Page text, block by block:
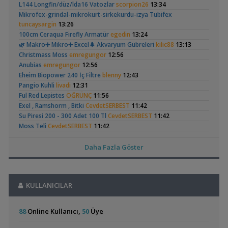
Işık CO2 ve Ekipmanlar
Klorlu Suya Girmiş Pipo Filtrehoppala,02:22
Filtreleme Seçenekleri
Akvaryum Daki Beyaz İnce SolucanlarAhmet53
Yeni Üye Forumu
Aquasphere Tr Youtube KanalıIgorVladimir
Akvaryum Dünyasından Haberler
Vahşi Beta Ve Labirentli Hobicileri, Birleşin!
22:34
Labirentliler
Süngerle 24 Saatte Sessiz Artemia Çıkarma
Malzemeler ve Yemler Forumu
Leonardit Zeminli Akvaryum Kurulumu
Merhaba Bütçem Max 1200 Civarı Sessiz Çift Çıkışlı
Balkondaki Pondum Çok Isınıyor.İnci Kefali,19:19
Bitki Akvaryumları Genel
Red Mangrove (rhizophora Mangle)
Ramshorn Hakkında
Elma Salyangozu
Güncel
Otocinclus
37 Litrelik Siyah
Red Mangrove
L144 Longfin/düz/lda16 Vatozlarscorpion26 13:34
Mikrofex-grindal-mikrokurt-sirkekurdu-izya Tubifex
tuncaysargin 13:26
100cm Ceraqua Firefly Armatüregedin 13:24
🌿 Makro➕️ Mikro➕ Excel🌲 Akvaryum Gübreleri kilic88 13:13
Christmass Moss emregungor 12:56
Anubias emregungor 12:56
Eheim Biopower 240 İç Filtre blenny 12:43
Pangio Kuhli livadi 12:31
Ful Red Lepistes ÖĞRÜNÇ 11:56
Exel , Ramshorm , Bitki CevdetSERBEST 11:42
Su Piresi 200 - 300 Adet 100 Tl CevdetSERBEST 11:42
Moss Teli CevdetSERBEST 11:42
🐬˚˖𓍢✨໋ 🐋✧˚koleksiyonluk Bitkiler˚˖🐬˚✨໋ 🐋✧˚.🐟
Cam Emiş Basış ,gübre Seti 7 Parçahasancn10:04
Caridina Serratirostris ( Ninja Karides)dream0709:52
Akvaryum Kumu (katışıksız Midye Kırığı Kum)
Melek Çifti Yumurta Diziyordream0709:52
Çift Kribensisler Düzenli Yavru Veren 5 Çift
Akvaryumların İhtiyaçları
GETS34
Daha Fazla Göster
KULLANICILAR
88Online Kullanıcı, 50Üye